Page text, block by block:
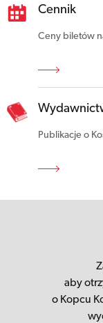
Cennik
Ceny biletów
Publikacje o
aby
o Kopcu